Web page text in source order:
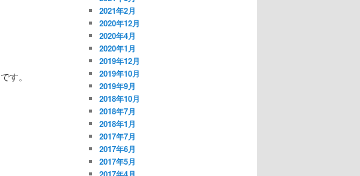
す。
2021年2月
2020年12月
2020年4月
2020年1月
2019年12月
2019年10月
2019年9月
2018年10月
2018年7月
2018年1月
2017年7月
2017年6月
2017年5月